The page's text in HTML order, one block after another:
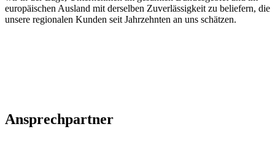
europäischen Ausland mit derselben Zuverlässigkeit zu beliefern, die
unsere regionalen Kunden seit Jahrzehnten an uns schätzen.
Ansprechpartner